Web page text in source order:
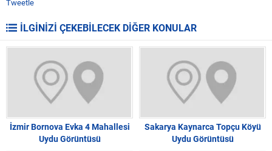
Tweetle
İLGİNİZİ ÇEKEBİLECEK DİĞER KONULAR
İzmir Bornova Evka 4 Mahallesi
Uydu Görüntüsü
Sakarya Kaynarca Topçu Köyü
Uydu Görüntüsü